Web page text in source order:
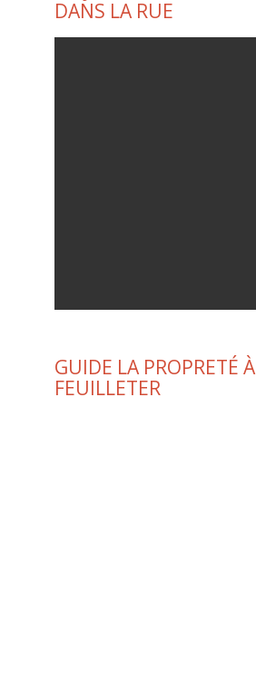
DANS LA RUE
GUIDE LA PROPRETÉ À
FEUILLETER